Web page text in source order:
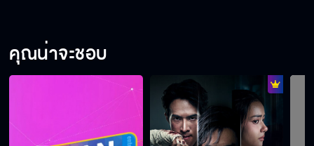
คุณน่าจะชอบ